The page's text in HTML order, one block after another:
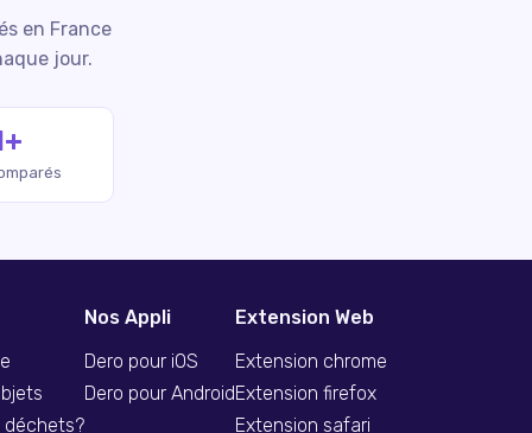
en France
jour.
déchets?
Nos Appli
Dero pour iOS
Dero pour Android
Extension Web
Extension chrome
Extension firefox
Extension safari